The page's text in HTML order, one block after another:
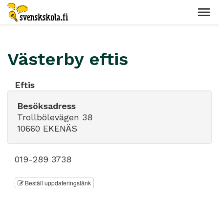
Västerby eftis
Eftis
Besöksadress
Trollbölevägen 38
10660 EKENÄS
019-289 3738
Beställ uppdateringslänk